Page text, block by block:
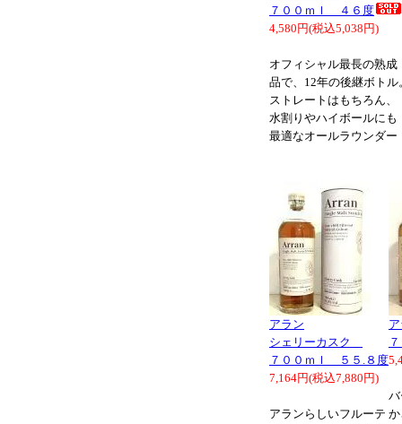
７００ｍｌ ４６度
4,580円(税込5,038円)
オフィシャル最長の熟成
品で、12年の後継ボトル
ストレートはもちろん、
水割りやハイボールにも
最適なオールラウンダー
アラン
シェリーカスク
７００ｍｌ ５５.８度
7,164円(税込7,880円)
アランらしいフルーテ